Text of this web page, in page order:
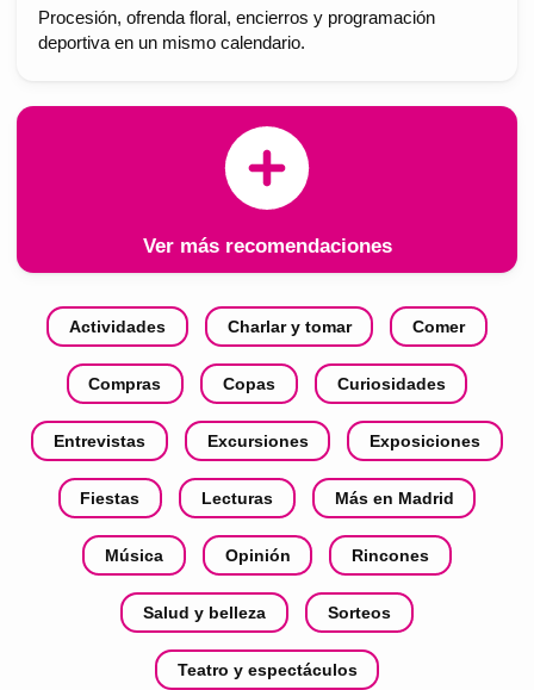
Procesión, ofrenda floral, encierros y programación
deportiva en un mismo calendario.
Ver más recomendaciones
Actividades Charlar y tomar Comer
Compras Copas Curiosidades
Entrevistas Excursiones Exposiciones
Fiestas Lecturas Más en Madrid
Música Opinión Rincones
Salud y belleza Sorteos
Teatro y espectáculos